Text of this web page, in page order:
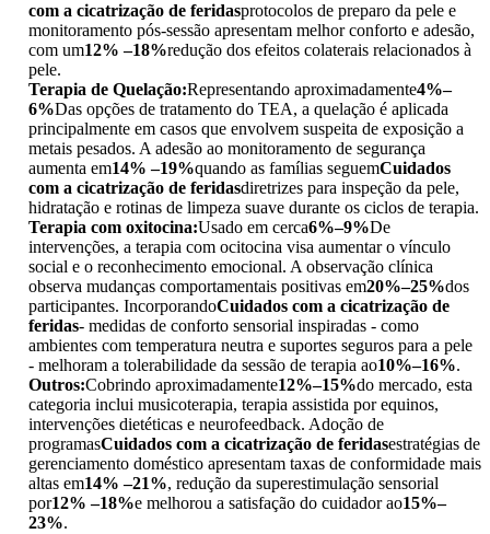
com a cicatrização de feridasprotocolos de preparo da pele e
monitoramento pós-sessão apresentam melhor conforto e adesão,
com um12% –18%redução dos efeitos colaterais relacionados à
pele.
Terapia de Quelação:Representando aproximadamente4%–
6%Das opções de tratamento do TEA, a quelação é aplicada
principalmente em casos que envolvem suspeita de exposição a
metais pesados. A adesão ao monitoramento de segurança
aumenta em14% –19%quando as famílias seguemCuidados
com a cicatrização de feridasdiretrizes para inspeção da pele,
hidratação e rotinas de limpeza suave durante os ciclos de terapia.
Terapia com oxitocina:Usado em cerca6%–9%De
intervenções, a terapia com ocitocina visa aumentar o vínculo
social e o reconhecimento emocional. A observação clínica
observa mudanças comportamentais positivas em20%–25%dos
participantes. IncorporandoCuidados com a cicatrização de
feridas- medidas de conforto sensorial inspiradas - como
ambientes com temperatura neutra e suportes seguros para a pele
- melhoram a tolerabilidade da sessão de terapia ao10%–16%.
Outros:Cobrindo aproximadamente12%–15%do mercado, esta
categoria inclui musicoterapia, terapia assistida por equinos,
intervenções dietéticas e neurofeedback. Adoção de
programasCuidados com a cicatrização de feridasestratégias de
gerenciamento doméstico apresentam taxas de conformidade mais
altas em14% –21%, redução da superestimulação sensorial
por12% –18%e melhorou a satisfação do cuidador ao15%–
23%.